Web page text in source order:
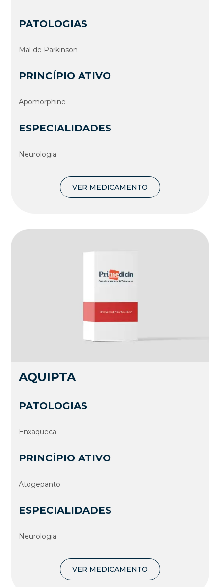
PATOLOGIAS
Mal de Parkinson
PRINCÍPIO ATIVO
Apomorphine
ESPECIALIDADES
Neurologia
VER MEDICAMENTO
AQUIPTA
PATOLOGIAS
Enxaqueca
PRINCÍPIO ATIVO
Atogepanto
ESPECIALIDADES
Neurologia
VER MEDICAMENTO